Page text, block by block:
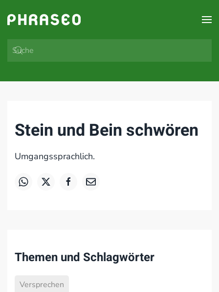
Zum Hauptinhalt springen
Stein und Bein schwören
Umgangssprachlich.
Themen und Schlagwörter
Versprechen